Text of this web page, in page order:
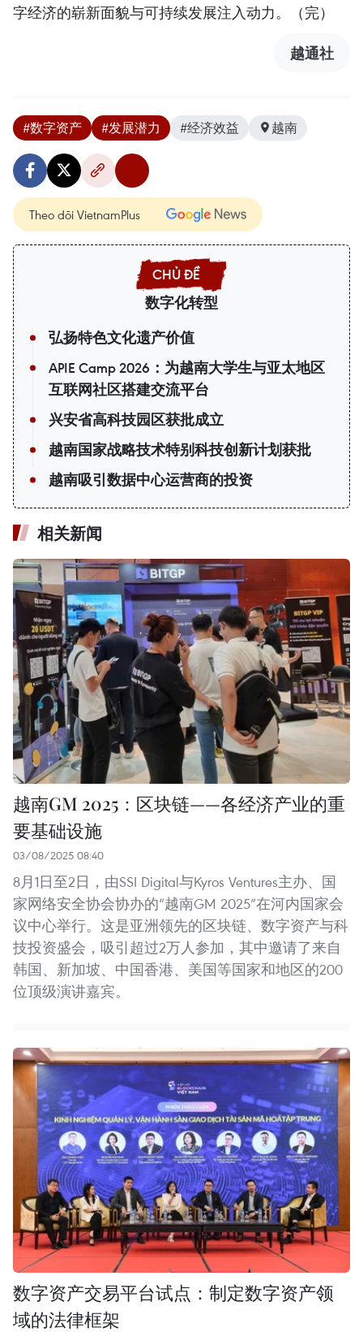
字经济的崭新面貌与可持续发展注入动力。（完）
越通社
#数字资产 #发展潜力 #经济效益 越南
Theo dõi VietnamPlus
数字化转型
弘扬特色文化遗产价值
APIE Camp 2026：为越南大学生与亚太地区
互联网社区搭建交流平台
兴安省高科技园区获批成立
越南国家战略技术特别科技创新计划获批
越南吸引数据中心运营商的投资
相关新闻
越南GM 2025：区块链——各经济产业的重
要基础设施
03/08/2025 08:40
8月1日至2日，由SSI Digital与Kyros Ventures主办、国
家网络安全协会协办的“越南GM 2025”在河内国家会
议中心举行。这是亚洲领先的区块链、数字资产与科
技投资盛会，吸引超过2万人参加，其中邀请了来自
韩国、新加坡、中国香港、美国等国家和地区的200
位顶级演讲嘉宾。
数字资产交易平台试点：制定数字资产领
域的法律框架